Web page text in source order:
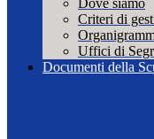
Dove siamo
Criteri di
Uffici di
Documenti della